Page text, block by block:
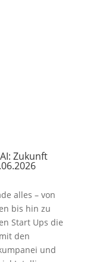
Zukunft
alles – von
bis hin zu
Start Ups die
den
und